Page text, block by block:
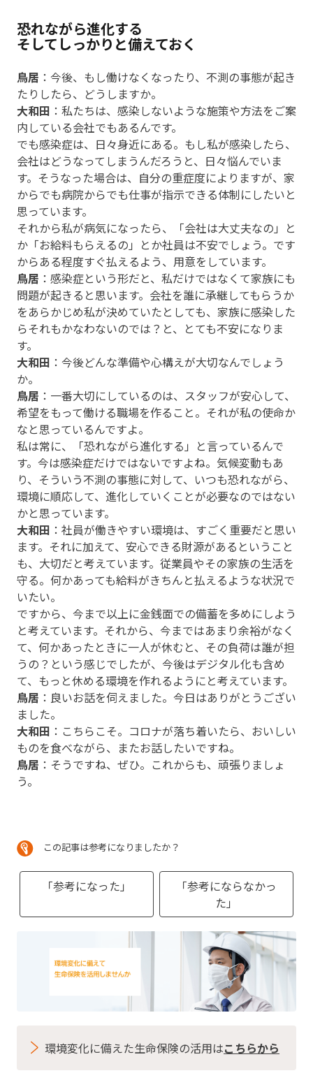
恐れながら進化する
そしてしっかりと備えておく
鳥居 ：今後、もし働けなくなったり、不測の事態が起き
たりしたら、どうしますか。
大和田 ：私たちは、感染しないような施策や方法をご案
内している会社でもあるんです。
でも感染症は、日々身近にある。もし私が感染したら、
会社はどうなってしまうんだろうと、日々悩んでいま
す。そうなった場合は、自分の重症度によりますが、家
からでも病院からでも仕事が指示できる体制にしたいと
思っています。
それから私が病気になったら、「会社は大丈夫なの」と
か「お給料もらえるの」とか社員は不安でしょう。です
からある程度すぐ払えるよう、用意をしています。
鳥居 ：感染症という形だと、私だけではなくて家族にも
問題が起きると思います。会社を誰に承継してもらうか
をあらかじめ私が決めていたとしても、家族に感染した
らそれもかなわないのでは？と、とても不安になりま
す。
大和田 ：今後どんな準備や心構えが大切なんでしょう
か。
鳥居 ：一番大切にしているのは、スタッフが安心して、
希望をもって働ける職場を作ること。それが私の使命か
なと思っているんですよ。
私は常に、「恐れながら進化する」と言っているんで
す。今は感染症だけではないですよね。気候変動もあ
り、そういう不測の事態に対して、いつも恐れながら、
環境に順応して、進化していくことが必要なのではない
かと思っています。
大和田 ：社員が働きやすい環境は、すごく重要だと思い
ます。それに加えて、安心できる財源があるということ
も、大切だと考えています。従業員やその家族の生活を
守る。何かあっても給料がきちんと払えるような状況で
いたい。
ですから、今まで以上に金銭面での備蓄を多めにしよう
と考えています。それから、今まではあまり余裕がなく
て、何かあったときに一人が休むと、その負荷は誰が担
うの？という感じでしたが、今後はデジタル化も含め
て、もっと休める環境を作れるようにと考えています。
鳥居 ：良いお話を伺えました。今日はありがとうござい
ました。
大和田 ：こちらこそ。コロナが落ち着いたら、おいしい
ものを食べながら、またお話したいですね。
鳥居 ：そうですね、ぜひ。これからも、頑張りましょ
う。
この記事は参考になりましたか？
「参考になった」
「参考にならなかっ
た」
環境変化に備えた生命保険の活用はこちらから